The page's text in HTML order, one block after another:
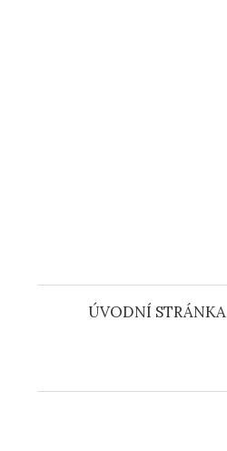
ÚVODNÍ STRÁNKA